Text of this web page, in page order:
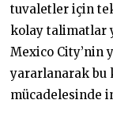
tuvaletler için
kolay talimatlar
Mexico City’nin
yararlanarak bu
mücadelesinde